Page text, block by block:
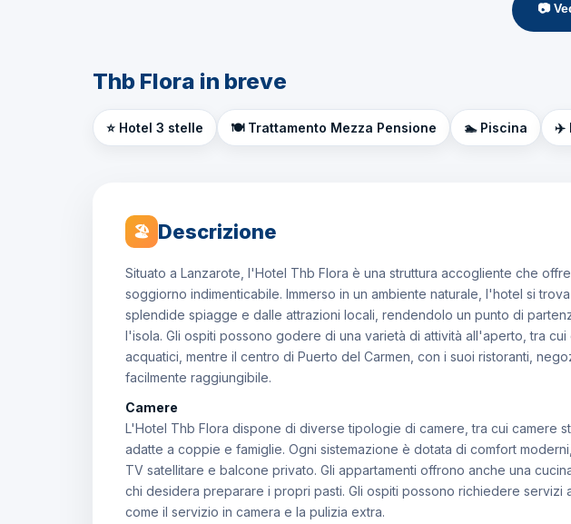
📷
Thb Flora in breve
⭐ Hotel 3 stelle 🍽️ Trattamento Mezza Pensione 🏊 Piscina ✈️
🏖 Descrizione
Situato a Lanzarote, l'Hotel Thb Flora è una struttura accogliente che
soggiorno indimenticabile. Immerso in un ambiente naturale, l'hotel si
splendide spiagge e dalle attrazioni locali, rendendolo un punto di
l'isola. Gli ospiti possono godere di una varietà di attività all'aperto, tra
acquatici, mentre il centro di Puerto del Carmen, con i suoi ristoranti,
facilmente raggiungibile.
Camere
L'Hotel Thb Flora dispone di diverse tipologie di camere, tra cui camere
adatte a coppie e famiglie. Ogni sistemazione è dotata di comfort
TV satellitare e balcone privato. Gli appartamenti offrono anche una
chi desidera preparare i propri pasti. Gli ospiti possono richiedere servizi
come il servizio in camera e la pulizia extra.